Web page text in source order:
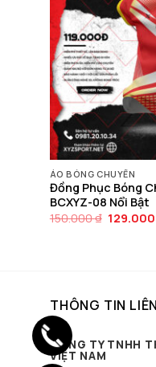
ÁO BÓNG CHUYỀN
Đồng Phục Bóng
BCXYZ-08 Nổi Bật
150.000₫ Giá
THÔNG TIN
CÔNG TY TNHH
VIỆT NAM